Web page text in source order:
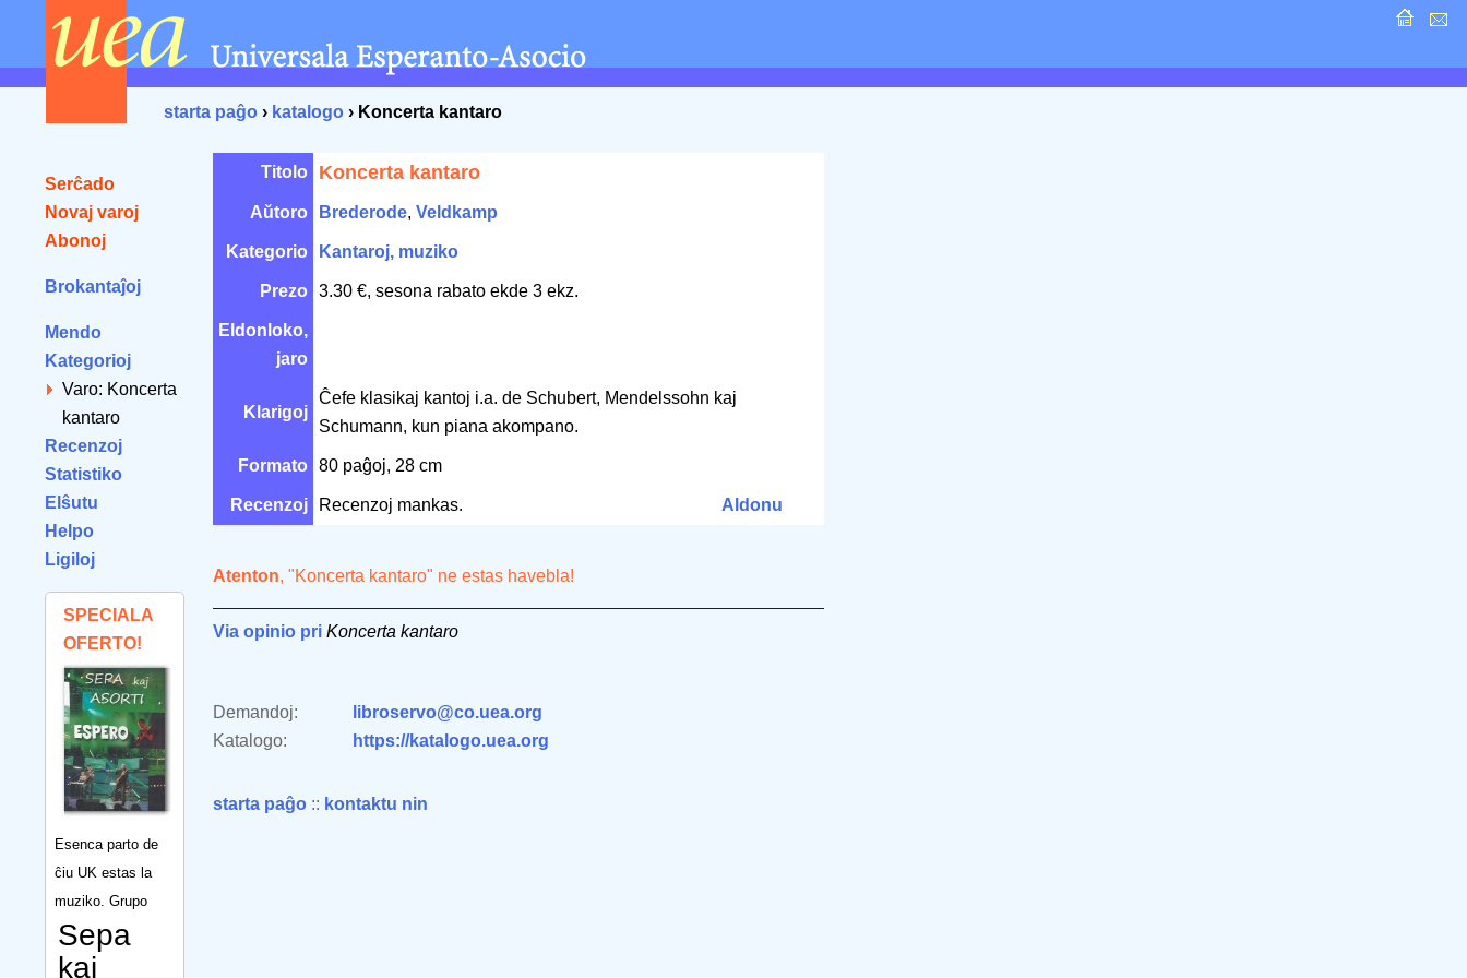
starta paĝo › katalogo › Koncerta kantaro
Serĉado
Novaj varoj
Abonoj
Brokantaĵoj
Mendo
Kategorioj
Varo: Koncerta
kantaro
Recenzoj
Statistiko
Elŝutu
Helpo
Ligiloj
SPECIALA
OFERTO!
Esenca parto de
ĉiu UK estas la
muziko. Grupo
Sepa
kaj
Titolo Koncerta kantaro
Aŭtoro Brederode, Veldkamp
Kategorio Kantaroj, muziko
Prezo 3.30 €, sesona rabato ekde 3 ekz.
Eldonloko,
jaro
Klarigoj
Ĉefe klasikaj kantoj i.a. de Schubert, Mendelssohn kaj
Schumann, kun piana akompano.
Formato 80 paĝoj, 28 cm
Recenzoj Recenzoj mankas. Aldonu
Atenton, "Koncerta kantaro" ne estas havebla!
Via opinio pri Koncerta kantaro
Demandoj:
libroservo@co.uea.org
Katalogo:
https://katalogo.uea.org
starta paĝo :: kontaktu nin